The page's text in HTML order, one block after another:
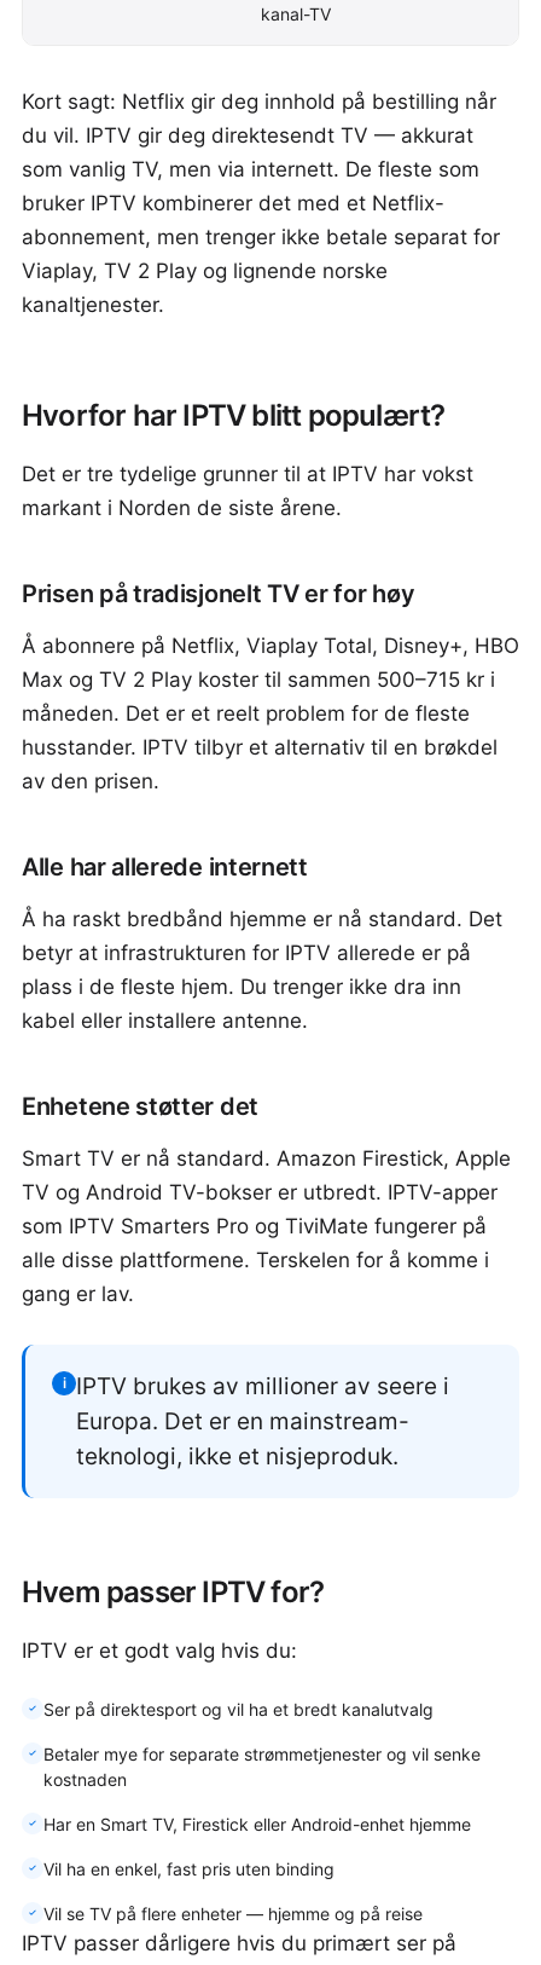
kanal-TV
Kort sagt: Netflix gir deg innhold på bestilling når
du vil. IPTV gir deg direktesendt TV — akkurat
som vanlig TV, men via internett. De fleste som
bruker IPTV kombinerer det med et Netflix-
abonnement, men trenger ikke betale separat for
Viaplay, TV 2 Play og lignende norske
kanaltjenester.
Hvorfor har IPTV blitt populært?
Det er tre tydelige grunner til at IPTV har vokst
markant i Norden de siste årene.
Prisen på tradisjonelt TV er for høy
Å abonnere på Netflix, Viaplay Total, Disney+, HBO
Max og TV 2 Play koster til sammen 500–715 kr i
måneden. Det er et reelt problem for de fleste
husstander. IPTV tilbyr et alternativ til en brøkdel
av den prisen.
Alle har allerede internett
Å ha raskt bredbånd hjemme er nå standard. Det
betyr at infrastrukturen for IPTV allerede er på
plass i de fleste hjem. Du trenger ikke dra inn
kabel eller installere antenne.
Enhetene støtter det
Smart TV er nå standard. Amazon Firestick, Apple
TV og Android TV-bokser er utbredt. IPTV-apper
som IPTV Smarters Pro og TiviMate fungerer på
alle disse plattformene. Terskelen for å komme i
gang er lav.
i
IPTV brukes av millioner av seere i
Europa. Det er en mainstream-
teknologi, ikke et nisjeproduk.
Hvem passer IPTV for?
IPTV er et godt valg hvis du:
Ser på direktesport og vil ha et bredt kanalutvalg
Betaler mye for separate strømmetjenester og vil senke
kostnaden
Har en Smart TV, Firestick eller Android-enhet hjemme
Vil ha en enkel, fast pris uten binding
Vil se TV på flere enheter — hjemme og på reise
IPTV passer dårligere hvis du primært ser på